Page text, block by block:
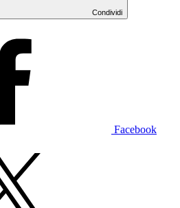
Condividi
Facebook